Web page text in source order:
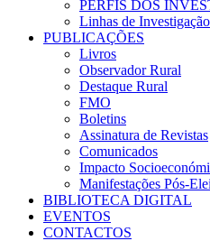
PERFIS DOS
Linhas de Investigação
PUBLICAÇÕES
Livros
Observador Rural
Destaque Rural
FMO
Boletins
Assinatura de Revistas
Comunicados
Impacto
Manifestações Pós-
BIBLIOTECA DIGITAL
EVENTOS
CONTACTOS